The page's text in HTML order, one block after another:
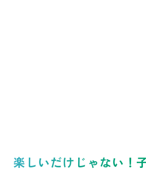
楽しいだけじゃない！